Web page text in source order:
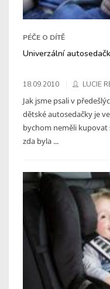
PÉČE O DÍTĚ
Univerzální
18.09.2010 LUCIE
Jak jsme psali v
dětské autosedačky je
bychom neměli kupovat
zda byla ...